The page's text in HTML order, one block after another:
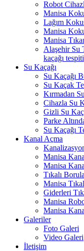
Robot
Manisa
Lağım
Manisa
Manisa
Alaşehir Su
kaçağı tespiti
Su Kaçağı
Su Kaçağı
Su Kaçak
Kırmadan
Cihazla Su
Gizli Su
Parke
Su Kaçağı
Kanal Açma
Manisa
Manisa
Tıkalı
Manisa
Giderleri
Manisa
Manisa
Galeriler
Foto Galeri
Video Galeri
İletişim